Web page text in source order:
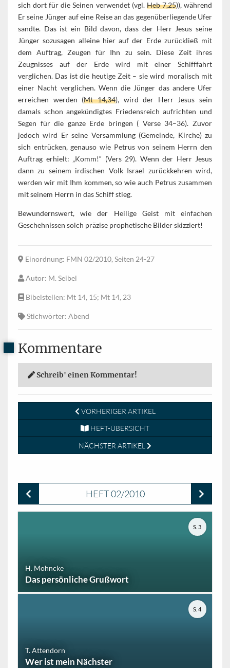
sich dort für die Seinen verwendet (vgl. Heb 7,25)), während
Er seine Jünger auf eine Reise an das gegenüberliegende Ufer
sandte. Das ist ein Bild davon, dass der Herr Jesus seine
Jünger sozusagen alleine hier auf der Erde zurückließ mit
dem Auftrag, Zeugen für Ihn zu sein. Diese Zeit ihres
Zeugnisses auf der Erde wird mit einer Schifffahrt
verglichen. Das ist die heutige Zeit – sie wird moralisch mit
einer Nacht verglichen. Wenn die Jünger das andere Ufer
erreichen werden (Mt 14,34), wird der Herr Jesus sein
damals schon angekündigtes Friedensreich aufrichten und
Segen für die ganze Erde bringen ( Verse 34–36). Zuvor
jedoch wird Er seine Versammlung (Gemeinde, Kirche) zu
sich entrücken, genauso wie Petrus von seinem Herrn den
Auftrag erhielt: „Komm!“ (Vers 29). Wenn der Herr Jesus
dann zu seinem irdischen Volk Israel zurückkehren wird,
werden wir mit Ihm kommen, so wie auch Petrus zusammen
mit seinem Herrn in das Schiff stieg.
Bewundernswert, wie der Heilige Geist mit einfachen
Geschehnissen solch präzise prophetische Bilder skizziert!
Einordnung: FMN 02/2010, Seiten 24-27
Autor: M. Seibel
Bibelstellen: Mt 14, 15; Mt 14, 23
Stichwörter: Abend
Kommentare
Schreib' einen Kommentar!
VORHERIGER ARTIKEL
HEFT-ÜBERSICHT
NÄCHSTER ARTIKEL
HEFT 02/2010
H. Mohncke
Das persönliche Grußwort
S. 3
T. Attendorn
Wer ist mein Nächster
S. 4